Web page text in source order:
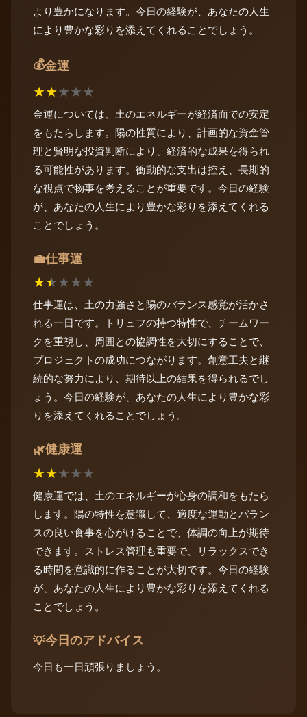
より豊かになります。今日の経験が、あなたの人生
により豊かな彩りを添えてくれることでしょう。
💰金運
★★★★★
金運については、土のエネルギーが経済面での安定
をもたらします。陽の性質により、計画的な資金管
理と賢明な投資判断により、経済的な成果を得られ
る可能性があります。衝動的な支出は控え、長期的
な視点で物事を考えることが重要です。今日の経験
が、あなたの人生により豊かな彩りを添えてくれる
ことでしょう。
💼仕事運
★★★★★
仕事運は、土の力強さと陽のバランス感覚が活かさ
れる一日です。トリュフの持つ特性で、チームワー
クを重視し、周囲との協調性を大切にすることで、
プロジェクトの成功につながります。創意工夫と継
続的な努力により、期待以上の結果を得られるでし
ょう。今日の経験が、あなたの人生により豊かな彩
りを添えてくれることでしょう。
🌿健康運
★★★★★
健康運では、土のエネルギーが心身の調和をもたら
します。陽の特性を意識して、適度な運動とバラン
スの良い食事を心がけることで、体調の向上が期待
できます。ストレス管理も重要で、リラックスでき
る時間を意識的に作ることが大切です。今日の経験
が、あなたの人生により豊かな彩りを添えてくれる
ことでしょう。
💡今日のアドバイス
今日も一日頑張りましょう。